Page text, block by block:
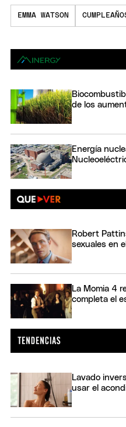
EMMA WATSON
de los
Energía
Robert
sexuales en
La Momia 4
completa el
Lavado
usar el